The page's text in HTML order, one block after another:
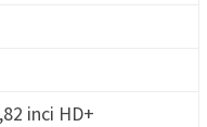
inci HD+